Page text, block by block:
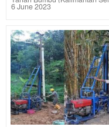
6 June 2023